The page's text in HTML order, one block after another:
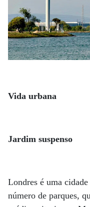
Vida urbana
Jardim suspenso
Londres é uma
número de parques,